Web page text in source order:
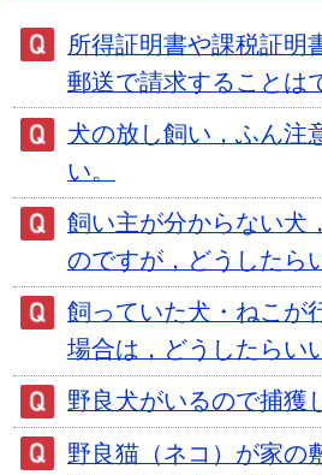
所得証明書や課税証明
郵送で請求することは
犬の放し飼い，ふん注
い。
飼い主が分からない犬
のですが，どうしたら
飼っていた犬・ねこが
場合は，どうしたらい
野良犬がいるので捕獲
野良猫（ネコ）が家の